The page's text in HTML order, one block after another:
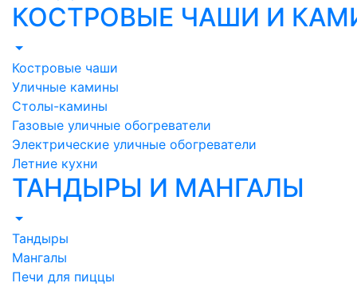
КОСТРОВЫЕ ЧАШИ И
Костровые чаши
Уличные камины
Столы-камины
Газовые уличные обогреватели
Электрические уличные обогреватели
Летние кухни
ТАНДЫРЫ И МАНГАЛЫ
Тандыры
Мангалы
Печи для пиццы